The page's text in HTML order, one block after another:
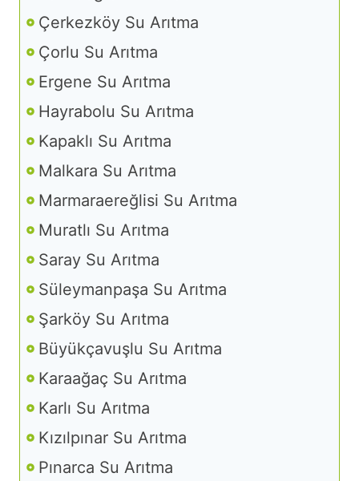
Çerkezköy Su Arıtma
Çorlu Su Arıtma
Ergene Su Arıtma
Hayrabolu Su Arıtma
Kapaklı Su Arıtma
Malkara Su Arıtma
Marmaraereğlisi Su Arıtma
Muratlı Su Arıtma
Saray Su Arıtma
Süleymanpaşa Su Arıtma
Şarköy Su Arıtma
Büyükçavuşlu Su Arıtma
Karaağaç Su Arıtma
Karlı Su Arıtma
Kızılpınar Su Arıtma
Pınarca Su Arıtma